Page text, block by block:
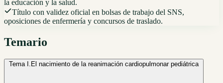
la educación y la salud.
Título con validez oficial en bolsas de trabajo del SNS,
oposiciones de enfermería y concursos de traslado.
Temario
Tema I. El nacimiento de la reanimación cardiopulmonar pediátrica